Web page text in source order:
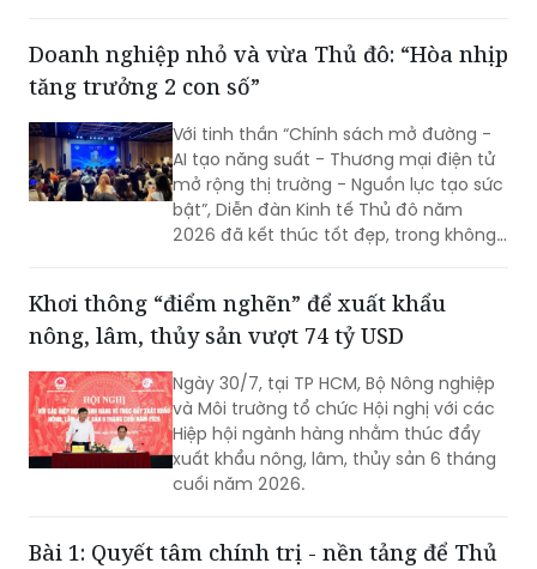
Nội sẽ tạo nền tảng để mở rộng không
gian phát triển, hiện thực hóa mục tiêu
Doanh nghiệp nhỏ và vừa Thủ đô: “Hòa nhịp
tăng trưởng 2 con số”
Với tinh thần “Chính sách mở đường -
AI tạo năng suất - Thương mại điện tử
mở rộng thị trường - Nguồn lực tạo sức
bật”, Diễn đàn Kinh tế Thủ đô năm
2026 đã kết thúc tốt đẹp, trong không
Khơi thông “điểm nghẽn” để xuất khẩu
nông, lâm, thủy sản vượt 74 tỷ USD
Ngày 30/7, tại TP HCM, Bộ Nông nghiệp
và Môi trường tổ chức Hội nghị với các
Hiệp hội ngành hàng nhằm thúc đẩy
xuất khẩu nông, lâm, thủy sản 6 tháng
cuối năm 2026.
Bài 1: Quyết tâm chính trị - nền tảng để Thủ